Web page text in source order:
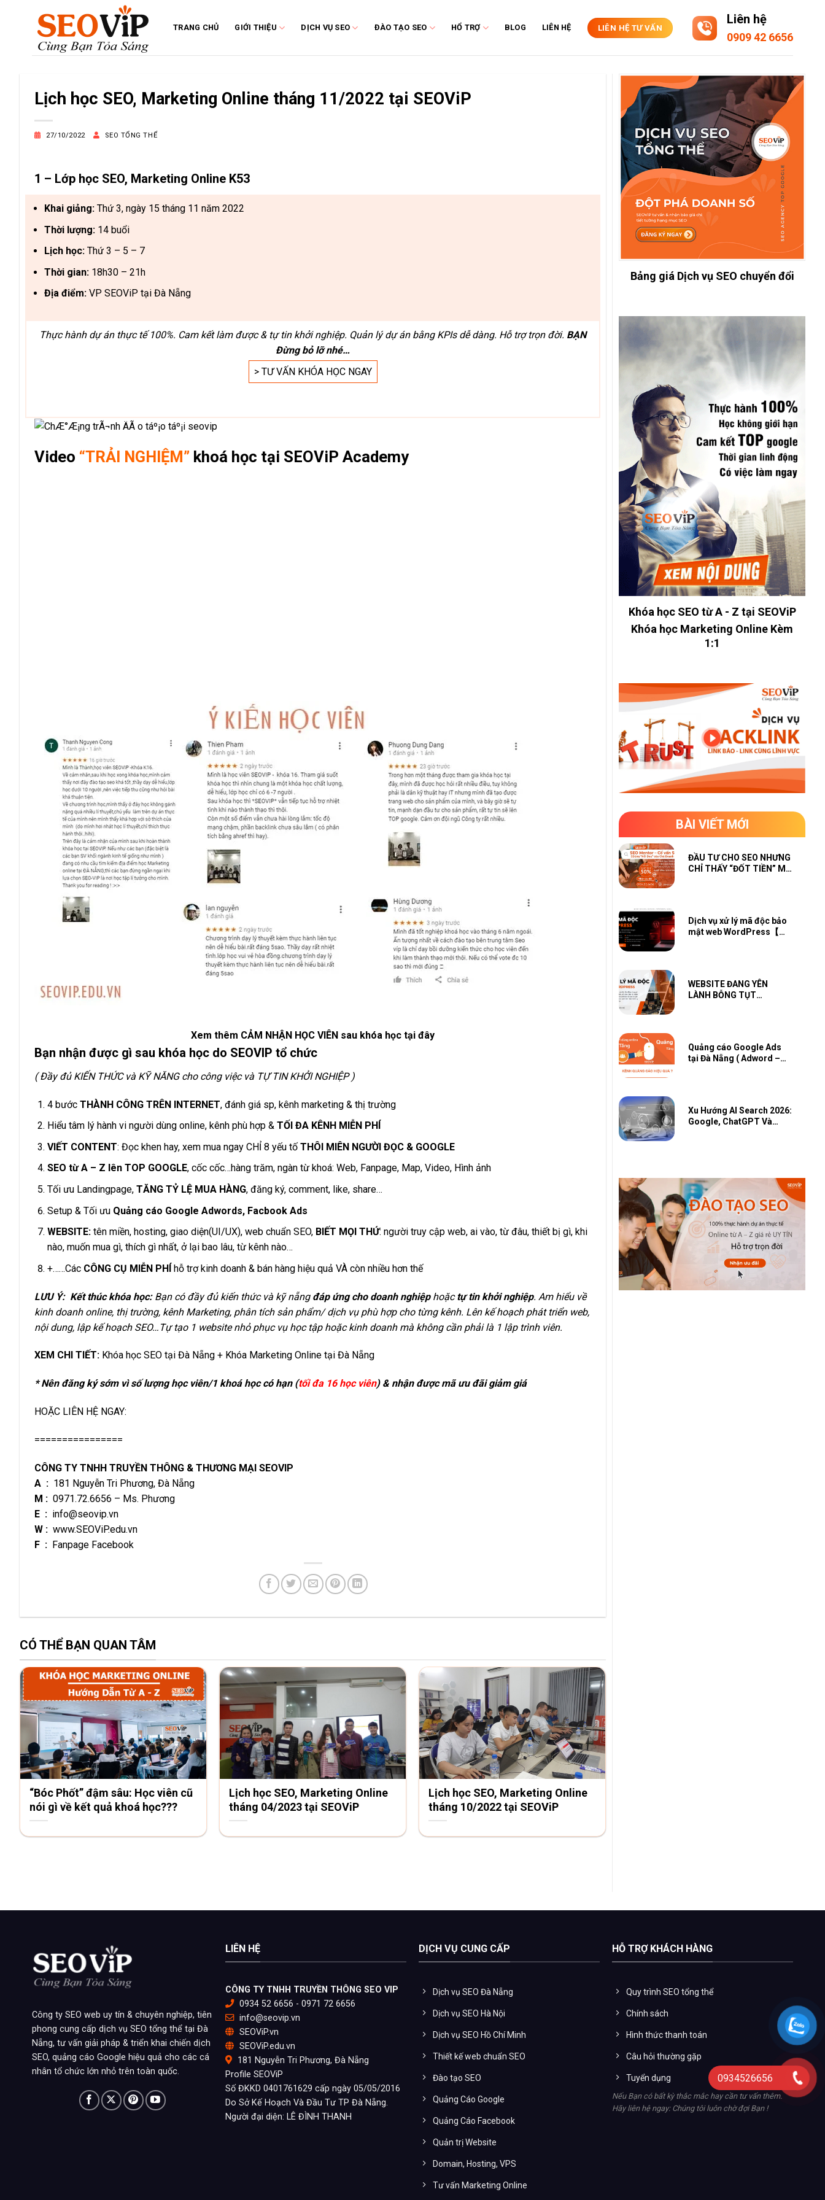
TRANG CHỦ GIỚI THIỆU DỊCH VỤ SEO ĐÀO TẠO SEO HỔ TRỢ BLOG LIÊN HỆ LIÊN HỆ TƯ VẤN
Liên hệ
0909 42 6656
Lịch học SEO, Marketing Online tháng 11/2022 tại SEOViP
27/10/2022 SEO TỔNG THỂ
1 – Lớp học SEO, Marketing Online K53
Khai giảng:Thứ 3, ngày 15 tháng 11 năm 2022
Thời lượng:14 buổi
Lịch học:Thứ 3 – 5 – 7
Thời gian:18h30 – 21h
Địa điểm:VP SEOViP tại Đà Nẵng
Thực hành dự án thực tế 100%. Cam kết làm được & tự tin khởi nghiệp. Quản lý dự án bằng KPIs dễ dàng. Hỗ trợ trọn đời. BẠN
Đừng bỏ lỡ nhé…
> TƯ VẤN KHÓA HỌC NGAY
Video “TRẢI NGHIỆM” khoá học tại SEOViP Academy
Xem thêm CẢM NHẬN HỌC VIÊN sau khóa học tại đây
Bạn nhận được gì sau khóa học do SEOVIP tổ chức
(Đầy đủ KIẾN THỨC và KỸ NĂNG cho công việc và TỰ TIN KHỞI NGHIỆP )
4 bước THÀNH CÔNG TRÊN INTERNET, đánh giá sp, kênh marketing & thị trường
Hiểu tâm lý hành vi người dùng online, kênh phù hợp & TỐI ĐA KÊNH MIỄN PHÍ
VIẾT CONTENT: Đọc khen hay, xem mua ngay CHỈ 8 yếu tố THÔI MIÊN NGƯỜI ĐỌC & GOOGLE
SEO từ A – Z lên TOP GOOGLE, cốc cốc…hàng trăm, ngàn từ khoá: Web, Fanpage, Map, Video, Hình ảnh
Tối ưu Landingpage, TĂNG TỶ LỆ MUA HÀNG, đăng ký, comment, like, share…
Setup & Tối ưu Quảng cáo Google Adwords, Facbook Ads
WEBSITE:tên miền, hosting, giao diện(UI/UX), web chuẩn SEO, BIẾT MỌI THỨ: người truy cập web, ai vào, từ đâu, thiết bị gì, khi
nào, muốn mua gì, thích gì nhất, ở lại bao lâu, từ kênh nào…
+……Các CÔNG CỤ MIỄN PHÍhỗ trợ kinh doanh & bán hàng hiệu quả VÀ còn nhiều hơn thế
LƯU Ý: Kết thúc khóa học:Bạn có đầy đủ kiến thức và kỹ nẵng đáp ứng cho doanh nghiệphoặctự tin khởi nghiệp. Am hiểu về
kinh doanh online, thị trường, kênh Marketing, phân tích sản phẩm/ dịch vụ phù hợp cho từng kênh. Lên kế hoạch phát triển web,
nội dung, lập kế hoạch SEO…Tự tạo 1 website nhỏ phục vụ học tập hoặc kinh doanh mà không cần phải là 1 lập trình viên.
XEM CHI TIẾT: Khóa học SEO tại Đà Nẵng + Khóa Marketing Online tại Đà Nẵng
* Nên đăng ký sớm vì số lượng học viên/1 khoá học có hạn (tối đa 16 học viên) & nhận được mã ưu đãi giảm giá
HOẶC LIÊN HỆ NGAY:
================
CÔNG TY TNHH TRUYỀN THÔNG & THƯƠNG MẠI SEOVIP
A : 181 Nguyễn Tri Phương, Đà Nẵng
M : 0971.72.6656 – Ms. Phương
E : info@seovip.vn
W : www.SEOViP.edu.vn
F : Fanpage Facebook
CÓ THỂ BẠN QUAN TÂM
“Bóc Phốt” đậm sâu: Học viên cũ
nói gì về kết quả khoá học???
Lịch học SEO, Marketing Online
tháng 04/2023 tại SEOViP
Lịch học SEO, Marketing Online
tháng 10/2022 tại SEOViP
Bảng giá Dịch vụ SEO chuyển đổi
Khóa học SEO từ A - Z tại SEOViP
Khóa học Marketing Online Kèm
1:1
BÀI VIẾT MỚI
ĐẦU TƯ CHO SEO NHƯNG
CHỈ THẤY “ĐỐT TIỀN” MÀ
Dịch vụ xử lý mã độc bảo
mật web WordPress【
WEBSITE ĐANG YÊN
LÀNH BỖNG TỤT
Quảng cáo Google Ads
tại Đà Nẵng ( Adword –
Xu Hướng AI Search 2026:
Google, ChatGPT Và
Công ty SEO web uy tín & chuyên nghiệp, tiên
phong cung cấp dịch vụ SEO tổng thể tại Đà
Nẵng, tư vấn giải pháp & triển khai chiến dịch
SEO, quảng cáo Google hiệu quả cho các cá
nhân tổ chức lớn nhỏ trên toàn quốc.
LIÊN HỆ
CÔNG TY TNHH TRUYỀN THÔNG SEO VIP
0934 52 6656 - 0971 72 6656
info@seovip.vn
SEOViP.vn
SEOViP.edu.vn
181 Nguyễn Tri Phương, Đà Nẵng
Profile SEOViP
Số ĐKKD 0401761629 cấp ngày 05/05/2016
Do Sở Kế Hoạch Và Đầu Tư TP Đà Nẵng.
Người đại diện: LÊ ĐÌNH THANH
DỊCH VỤ CUNG CẤP
Dịch vụ SEO Đà Nẵng
Dịch vụ SEO Hà Nội
Dịch vụ SEO Hồ Chí Minh
Thiết kế web chuẩn SEO
Đào tạo SEO
Quảng Cáo Google
Quảng Cáo Facebook
Quản trị Website
Domain, Hosting, VPS
Tư vấn Marketing Online
HỖ TRỢ KHÁCH HÀNG
Quy trình SEO tổng thể
Chính sách
Hình thức thanh toán
Câu hỏi thường gặp
Tuyển dụng
Nếu Bạn có bất kỳ thắc mắc hay cần tư vấn thêm.
Hãy liên hệ ngay: Chúng tôi luôn chờ đợi Bạn !
0934526656